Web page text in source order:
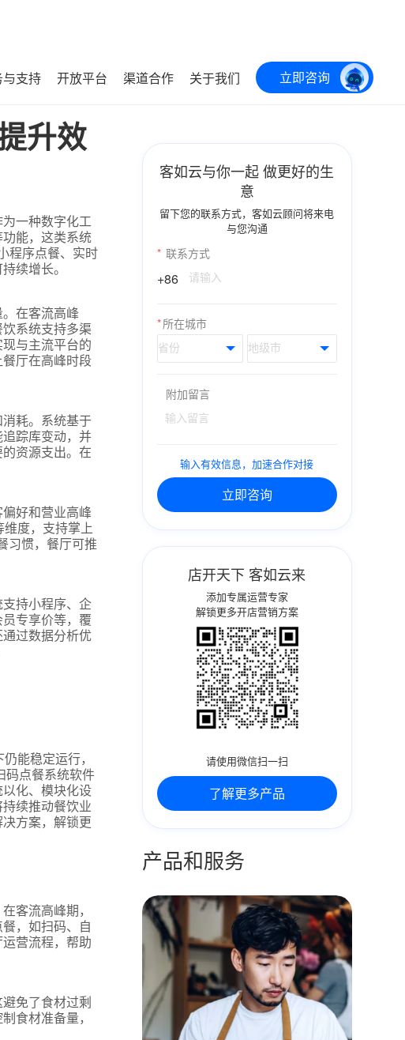
与支持 开放平台 渠道合作 关于我们 立即咨询
升效
一种数字化工
能，这类系统
程序点餐、实时
续增长。
在客流高峰
系统支持多渠
与主流平台的
厅在高峰时段
耗。系统基于
踪库变动，并
资源支出。在
好和营业高峰
度，支持掌上
习惯，餐厅可推
持小程序、企
专享价等，覆
过数据分析优
能稳定运行，
码点餐系统软件
化、模块化设
续推动餐饮业
方案，解锁更
客流高峰期，
，如扫码、自
营流程，帮助
免了食材过剩
食材准备量，
客如云与你一起 做更好的生
意
留下您的联系方式，客如云顾问将来电
与您沟通
* 联系方式
+86
*所在城市
附加留言
输入有效信息，加速合作对接
立即咨询
店开天下 客如云来
添加专属运营专家
解锁更多开店营销方案
请使用微信扫一扫
了解更多产品
产品和服务